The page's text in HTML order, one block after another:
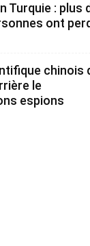
Turquie : plus
ont
chinois
le
espions